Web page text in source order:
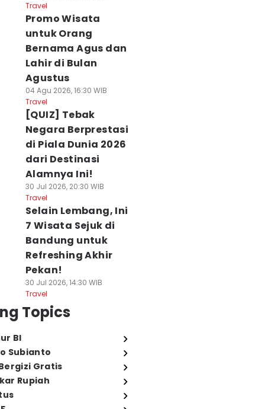
Travel
Promo Wisata
untuk Orang
Bernama Agus dan
Lahir di Bulan
Agustus
04 Agu 2026, 16:30 WIB
Travel
[QUIZ] Tebak
Negara Berprestasi
di Piala Dunia 2026
dari Destinasi
Alamnya Ini!
30 Jul 2026, 20:30 WIB
Travel
Selain Lembang, Ini
7 Wisata Sejuk di
Bandung untuk
Refreshing Akhir
Pekan!
30 Jul 2026, 14:30 WIB
Travel
Topics
BI
Subianto
Gratis
Rupiah